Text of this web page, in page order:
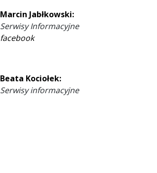
Marcin Jabłkowski:
Serwisy Informacyjne
facebook
Beata Kociołek:
Serwisy informacyjne